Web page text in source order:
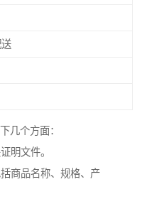
几个方面：
明文件。
商品名称、规格、产